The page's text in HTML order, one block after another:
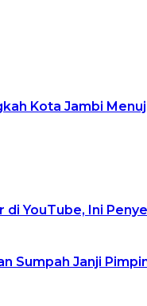
Kota Jambi
di YouTube, Ini
Sumpah Janji